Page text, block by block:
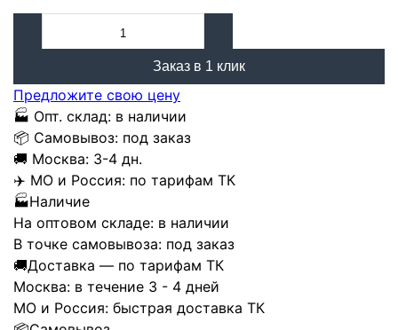
Заказ в 1 клик
Предложите свою цену
🏭 Опт. склад: в наличии
📦 Самовывоз: под заказ
🚚 Москва: 3-4 дн.
✈️ МО и Россия: по тарифам ТК
🏭Наличие
На оптовом складе: в наличии
В точке самовывоза: под заказ
🚚Доставка — по тарифам ТК
Москва: в течение 3 - 4 дней
МО и Россия: быстрая доставка ТК